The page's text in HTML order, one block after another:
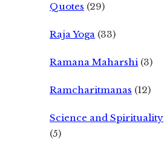
Quotes (29)
Raja Yoga (33)
Ramana Maharshi (3)
Ramcharitmanas (12)
Science and Spirituality
(5)